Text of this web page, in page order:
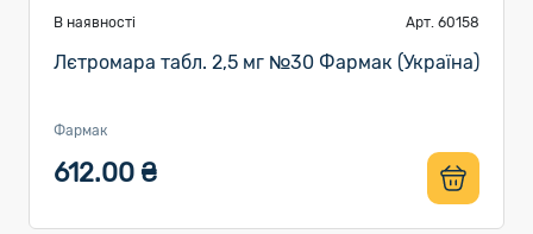
В наявності Арт. 60158
Лєтромара табл. 2,5 мг №30 Фармак (Україна)
Фармак
612.00 ₴